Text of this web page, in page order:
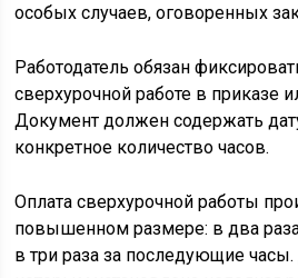
особых случаев, оговоренных
Работодатель обязан
сверхурочной работе в приказе
Документ должен содержать
конкретное количество часов.
Оплата сверхурочной работы
повышенном размере: в два
в три раза за последующие